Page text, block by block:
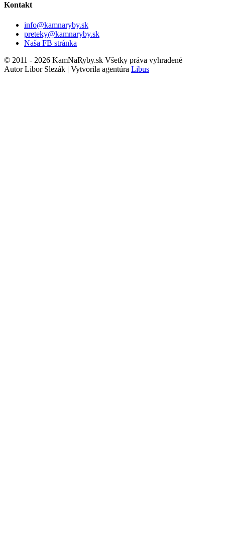
Kontakt
info@kamnaryby.sk
preteky@kamnaryby.sk
Naša FB stránka
© 2011 - 2026 KamNaRyby.sk Všetky práva vyhradené
Autor Libor Slezák | Vytvorila agentúra Libus